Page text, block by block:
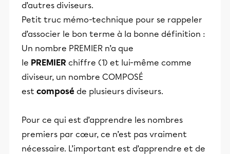
d’autres diviseurs.
Petit truc mémo-technique pour se rappeler
d’associer le bon terme à la bonne définition :
Un nombre PREMIER n’a que
le PREMIER chiffre (1) et lui-même comme
diviseur, un nombre COMPOSÉ
est composé de plusieurs diviseurs.
Pour ce qui est d’apprendre les nombres
premiers par cœur, ce n’est pas vraiment
nécessaire. L’important est d’apprendre et de